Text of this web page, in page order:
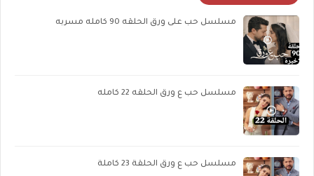
مسلسل حب على ورق الحلقه 90 كامله مسربه
مسلسل حب ع ورق الحلقه 22 كامله
مسلسل حب ع ورق الحلقة 23 كاملة